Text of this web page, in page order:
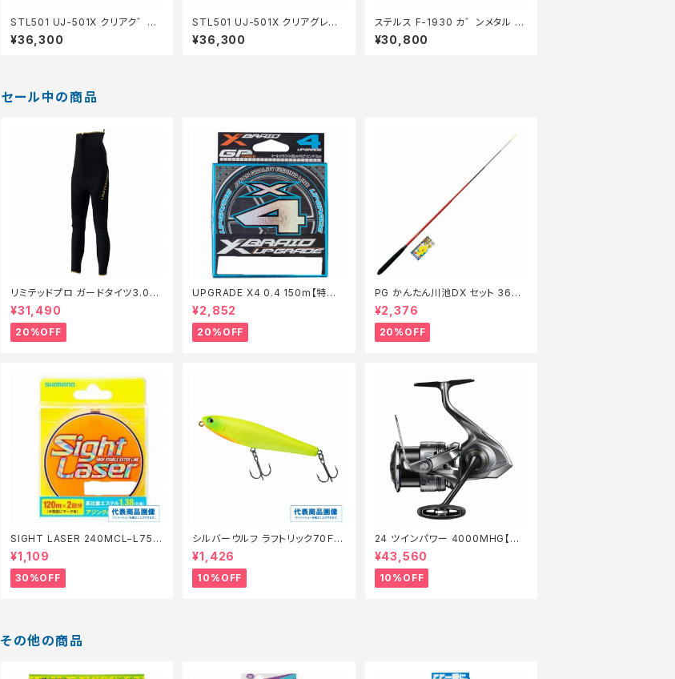
STL501 UJ-501X クリアク゛レ
ー TVS
¥36,300
STL501 UJ-501X クリアグレー
EG
¥36,300
ステルス F-1930 カ゛ンメタル ト
ゥルーヒ゛ュースホ゜ーツ/フ゛ル
ーミラー
¥30,800
セール中の商品
リミテッドプロ ガードタイツ3.0FI
−540X 黒 LB【特価装備】【20】
¥31,490
20%OFF
UPGRADE X4 0.4 150m【特価
仕掛】【20】
¥2,852
20%OFF
PG かんたん川池DX セット 360
【特価セット】【20】
¥2,376
20%OFF
SIGHT LASER 240MCL−L75Q
橙 0.2【特価仕掛】【30】
¥1,109
30%OFF
シルバーウルフ ラフトリック70Ｆ
【スタッフ永徳浜名湖セレクト】【1
0】
¥1,426
10%OFF
24 ツインパワー 4000MHG【継
続セール_リール】【10】
¥43,560
10%OFF
その他の商品